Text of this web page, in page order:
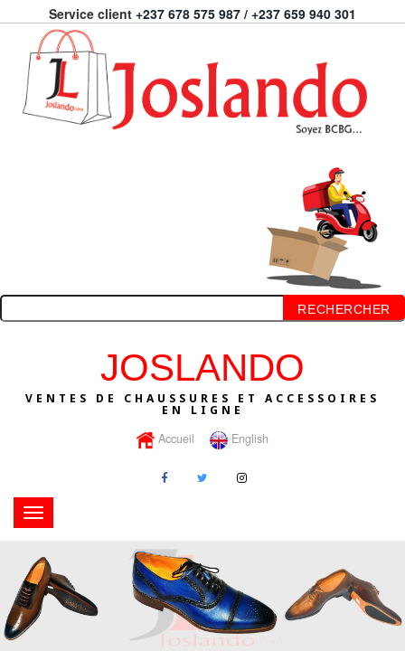
Service client +237 678 575 987 / +237 659 940 301
RECHERCHER
JOSLANDO
VENTES DE CHAUSSURES ET ACCESSOIRES
EN LIGNE
Accueil English
Toggle
navigation